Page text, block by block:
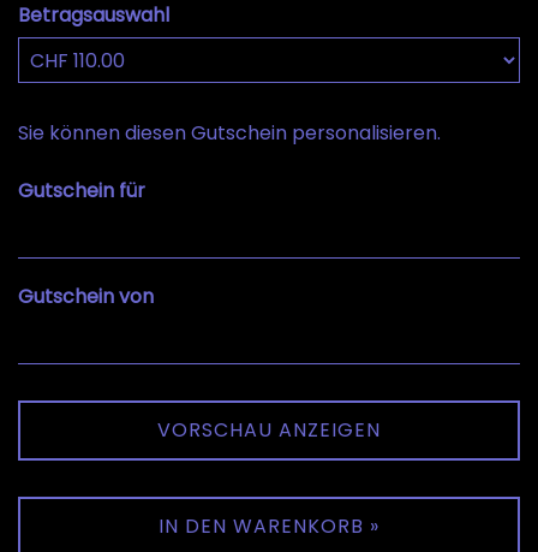
Betragsauswahl
Sie können diesen Gutschein personalisieren.
Gutschein für
Gutschein von
VORSCHAU ANZEIGEN
IN DEN WARENKORB »